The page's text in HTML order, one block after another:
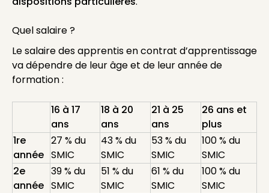
Quel salaire ?
Le salaire des apprentis en contrat d’apprentissage
va dépendre de leur âge et de leur année de
formation :
16 à 17
ans
18 à 20
ans
21 à 25
ans
26 ans et
plus
1re
année
27 % du
SMIC
43 % du
SMIC
53 % du
SMIC
100 % du
SMIC
2e
année
39 % du
SMIC
51 % du
SMIC
61 % du
SMIC
100 % du
SMIC